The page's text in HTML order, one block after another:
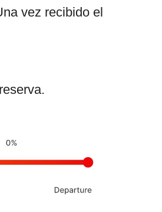
vez recibido el